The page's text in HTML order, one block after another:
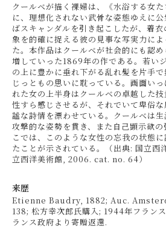
クールベが描く裸婦は、《水浴する女
に、理想化されない武骨な姿態ゆえに
ばスキャンダルを引き起こしたが、着
象を的確に捉える彼の見事な写実力に
た。本作品はクールベが社会的にも認
増していった1869年の作である。若い
の上に豊かに垂れ下がる乱れ髪を片手
じっともの思いに耽っている。画面い
れた女の上半身はクールベの卓越した
性すら感じさせるが、それでいて卑俗
謐な詩情を漂わせている。クールベは
攻撃的な姿勢を貫き、また自己顕示欲
こでは、このような女性の忘我の状態
たことが示されている。（出典: 国立西
立西洋美術館, 2006. cat. no. 64）
来歴
Etienne Baudry, 1882; Auc.
138; 松方幸次郎氏購入; 1944年フラン
ランス政府より寄贈返還.